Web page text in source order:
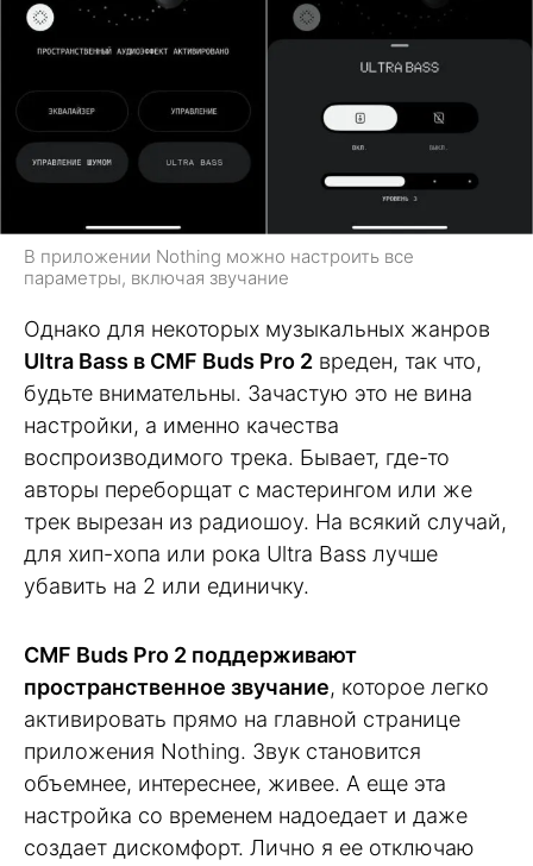
В приложении Nothing можно настроить все
параметры, включая звучание
Однако для некоторых музыкальных жанров
Ultra Bass в CMF Buds Pro 2 вреден, так что,
будьте внимательны. Зачастую это не вина
настройки, а именно качества
воспроизводимого трека. Бывает, где-то
авторы переборщат с мастерингом или же
трек вырезан из радиошоу. На всякий случай,
для хип-хопа или рока Ultra Bass лучше
убавить на 2 или единичку.
CMF Buds Pro 2 поддерживают
пространственное звучание, которое легко
активировать прямо на главной странице
приложения Nothing. Звук становится
объемнее, интереснее, живее. А еще эта
настройка со временем надоедает и даже
создает дискомфорт. Лично я ее отключаю